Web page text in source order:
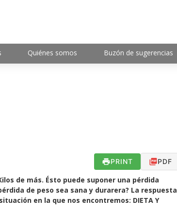
Quiénes somos Buzón de sugerencias
PRINT PDF
de más. Ésto puede suponer una pérdida
de peso sea sana y durarera? La respuesta
en la que nos encontremos: DIETA Y